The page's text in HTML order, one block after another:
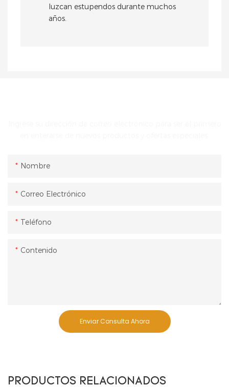
luzcan estupendos durante muchos
años.
Nombre
Correo Electrónico
Teléfono
Contenido
Enviar Consulta Ahora
PRODUCTOS RELACIONADOS